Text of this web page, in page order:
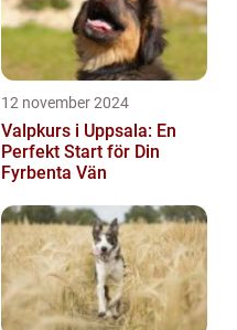
12 november 2024
Valpkurs i Uppsala: En
Perfekt Start för Din
Fyrbenta Vän